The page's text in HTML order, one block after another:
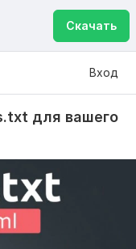
Скачать
Вход
для вашего